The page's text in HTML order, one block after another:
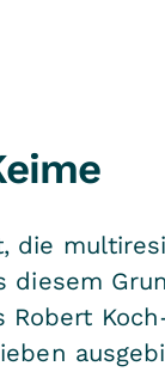
die
diesem
Robert